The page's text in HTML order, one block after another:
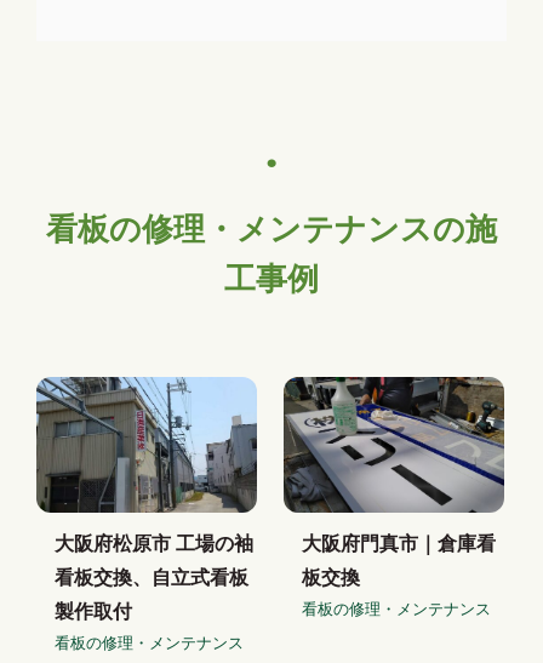
看板の修理・メンテナンスの施
工事例
大阪府松原市 工場の袖
看板交換、自立式看板
製作取付
看板の修理・メンテナンス
大阪府門真市｜倉庫看
板交換
看板の修理・メンテナンス